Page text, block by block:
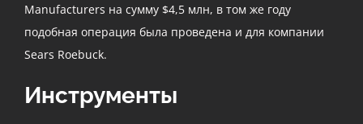
Manufacturers на сумму $4,5 млн, в том же году
подобная операция была проведена и для компании
Sears Roebuck.
Инструменты